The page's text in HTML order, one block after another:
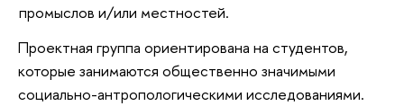
промыслов и/или местностей.
Проектная группа ориентирована на студентов,
которые занимаются общественно значимыми
социально-антропологическими исследованиями.